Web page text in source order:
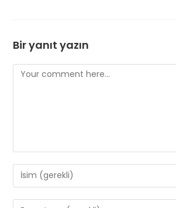
Bir yanıt yazın
Comment
Enter
your
name
Enter